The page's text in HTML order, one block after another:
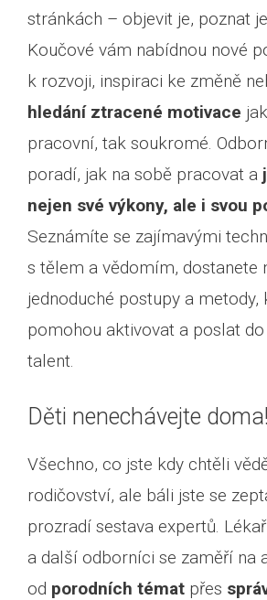
stránkách – objevit je, poznat
Koučové vám nabídnou nové
k rozvoji, inspiraci ke změně
hledání ztracené motivace
pracovní, tak soukromé.
poradí, jak na sobě pracovat a
nejen své výkony, ale i svou
Seznámíte se zajímavými
s tělem a vědomím, dostanete
jednoduché postupy a metody,
pomohou aktivovat a poslat do
talent.
Děti nenechávejte doma!
Všechno, co jste kdy chtěli
rodičovství, ale báli jste se
prozradí sestava expertů.
a další odborníci se zaměří na
od porodních témat přes